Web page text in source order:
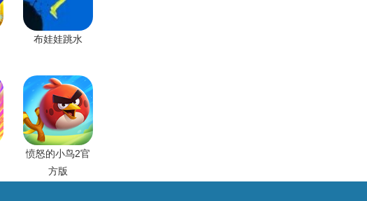
布娃娃跳水
愤怒的小鸟2官
方版